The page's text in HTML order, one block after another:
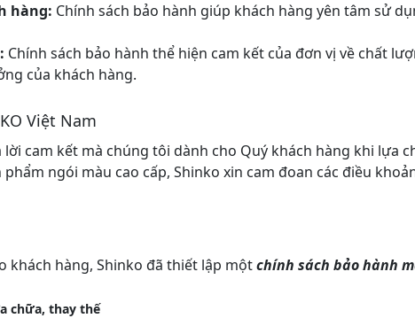
hàng: Chính sách bảo hành giúp khách hàng yên tâm sử
Chính sách bảo hành thể hiện cam kết của đơn vị về chất
của khách hàng.
Việt Nam
lời cam kết mà chúng tôi dành cho Quý khách hàng khi lựa
ngói màu cao cấp, Shinko xin cam đoan các điều
khách hàng, Shinko đã thiết lập mộtchính sách bảo hành
chữa, thay thế